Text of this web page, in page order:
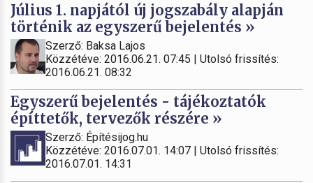
Július 1. napjától új jogszabály alapján
történik az egyszerű bejelentés »
Szerző: Baksa Lajos
Közzétéve: 2016.06.21. 07:45 | Utolsó frissítés:
2016.06.21. 08:32
Egyszerű bejelentés - tájékoztatók
építtetők, tervezők részére »
Szerző: Építésijog.hu
Közzétéve: 2016.07.01. 14:07 | Utolsó frissítés:
2016.07.01. 14:31